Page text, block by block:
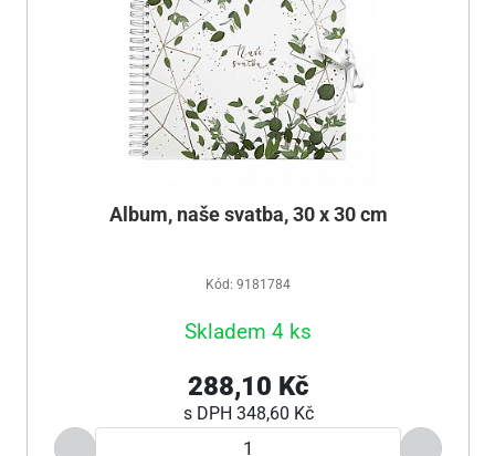
Album, naše svatba, 30 x 30 cm
Kód: 9181784
Skladem 4 ks
288,10 Kč
s DPH 348,60 Kč